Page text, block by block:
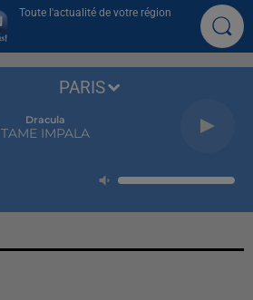
Toute l'actualité de votre région
Dracula
TAME IMPALA
PARIS